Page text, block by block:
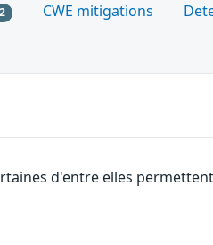
2 CWE mitigations
d'entre elles